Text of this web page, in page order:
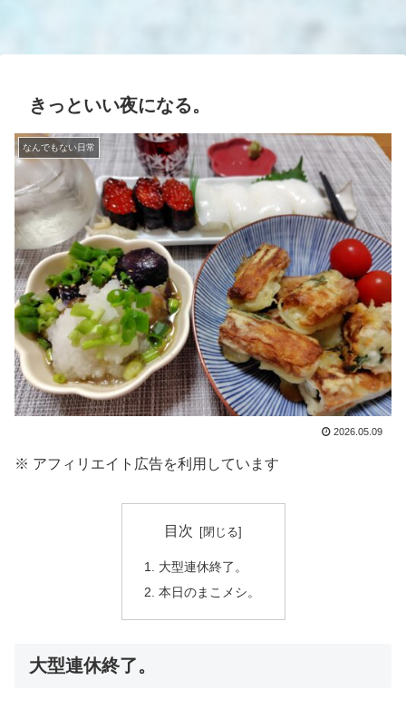
きっといい夜になる。
なんでもない日常
2026.05.09
※ アフィリエイト広告を利用しています
目次
大型連休終了。
本日のまこメシ。
大型連休終了。